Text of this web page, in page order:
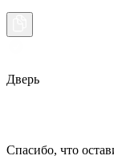
Дверь
Спасибо, что